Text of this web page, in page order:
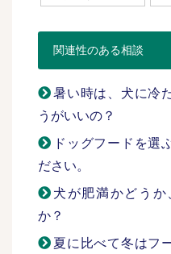
関連性のある相談
暑い時は、犬に冷
うがいいの？
ドッグフードを選
ださい。
犬が肥満かどう
か？
夏に比べて冬はフ